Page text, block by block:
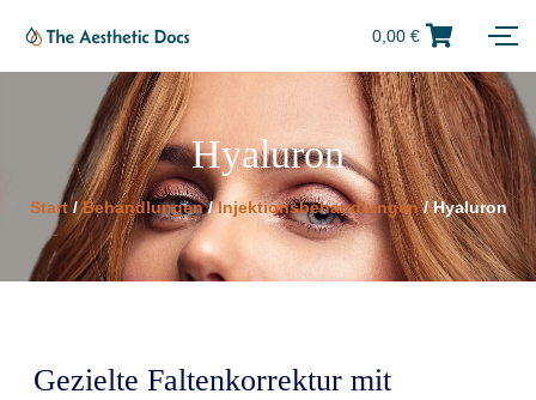
0,00 €
Hyaluron
Start/Behandlungen/Injektionsbehandlungen/ Hyaluron
Gezielte Faltenkorrektur mit